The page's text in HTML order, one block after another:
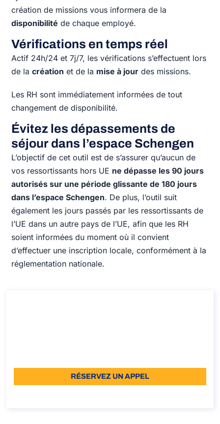
création de missions vous informera de la
disponibilité de chaque employé.
Vérifications en temps réel
Actif 24h/24 et 7j/7, les vérifications s’effectuent lors
de lacréation et de la mise à jour des missions.
Les RH sont immédiatement informées de tout
changement de disponibilité.
Évitez les dépassements de
séjour dans l’espace Schengen
L’objectif de cet outil est de s’assurer qu’aucun de
vos ressortissants hors UE ne dépasse les 90 jours
autorisés sur une période glissante de 180 jours
dans l’espace Schengen. De plus, l’outil suit
également les jours passés par les ressortissants de
l’UE dans un autre pays de l’UE, afin que les RH
soient informées du moment où il convient
d’effectuer une inscription locale, conformément à la
réglementation nationale.
RÉSERVEZ UN APPEL